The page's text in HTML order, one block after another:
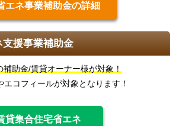
エネ事業補助金の詳細
援事業補助金
補助金/賃貸オーナー様が対象！
エコフィールが対象となります！
貸集合住宅省エネ